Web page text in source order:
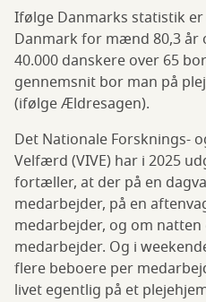
Ifølge Danmarks statistik
Danmark for mænd 80,3 år
40.000 danskere over 65
gennemsnit bor man på
(ifølge Ældresagen).
Det Nationale Forsknings-
Velfærd (VIVE) har i 2025
fortæller, at der på en
medarbejder, på en
medarbejder, og om
medarbejder. Og i
flere beboere per
livet egentlig på et